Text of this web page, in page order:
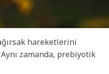
hareketlerini
zamanda, prebiyotik